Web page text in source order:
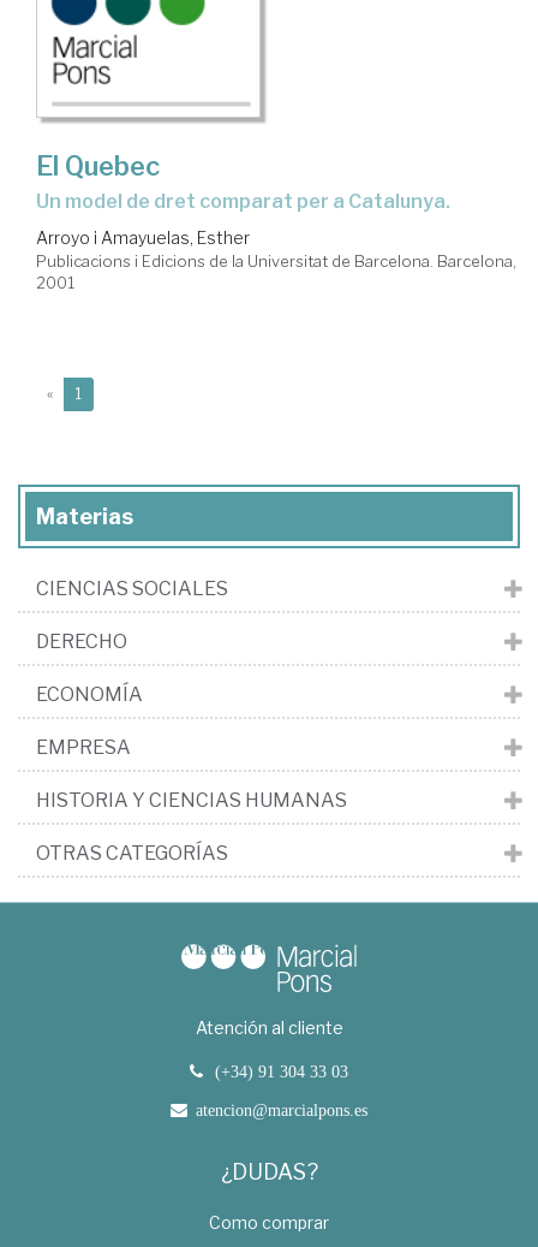
El Quebec
Un model de dret comparat per a Catalunya.
Arroyo i Amayuelas, Esther
Publicacions i Edicions de la Universitat de Barcelona. Barcelona,
2001
« 1
Materias
CIENCIAS SOCIALES
DERECHO
ECONOMÍA
EMPRESA
HISTORIA Y CIENCIAS HUMANAS
OTRAS CATEGORÍAS
Atención al cliente
(+34) 91 304 33 03
atencion@marcialpons.es
¿DUDAS?
Como comprar